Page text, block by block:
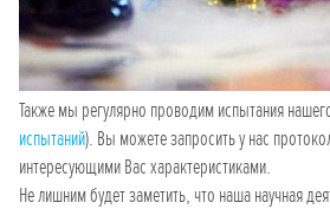
Также мы регулярно проводим испытания
испытаний). Вы можете запросить у нас
интересующими Вас характеристиками.
Не лишним будет заметить, что наша научная